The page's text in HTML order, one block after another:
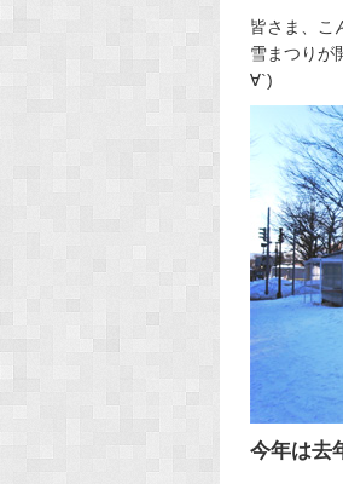
c
e
o
o
k
皆さま、こ
雪まつりが
∀`)
今年は去